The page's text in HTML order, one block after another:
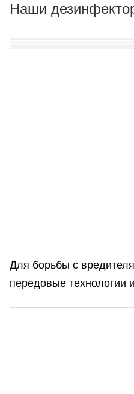
Наши
Для борьбы с
передовые технологии